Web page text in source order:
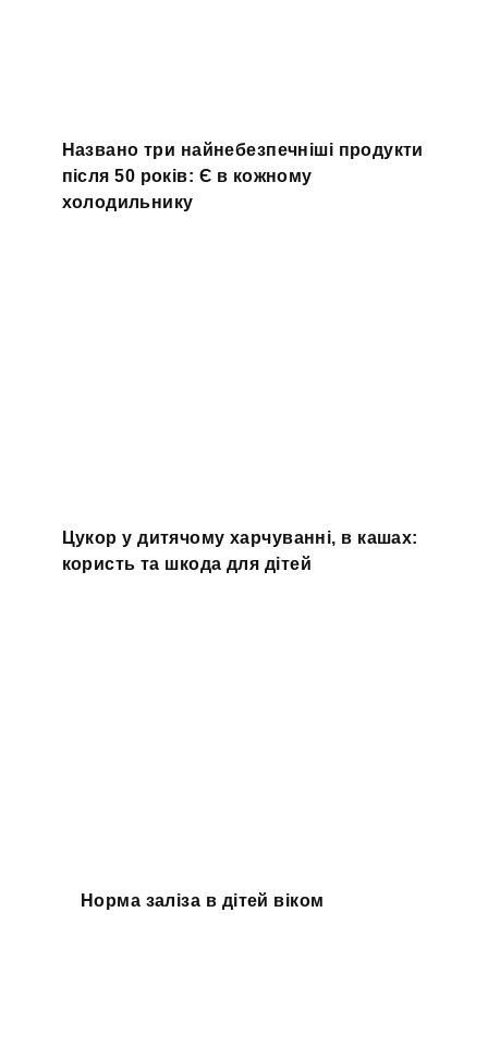
Названо три найнебезпечніші продукти
після 50 років: Є в кожному
холодильнику
Цукор у дитячому харчуванні, в кашах:
користь та шкода для дітей
Норма заліза в дітей віком